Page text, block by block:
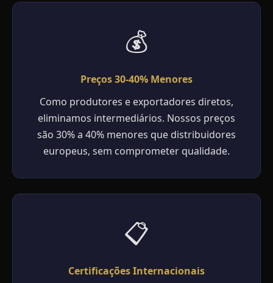
💰
Preços 30-40% Menores
Como produtores e exportadores diretos,
eliminamos intermediários. Nossos preços
são 30% a 40% menores que distribuidores
europeus, sem comprometer qualidade.
📋
Certificações Internacionais